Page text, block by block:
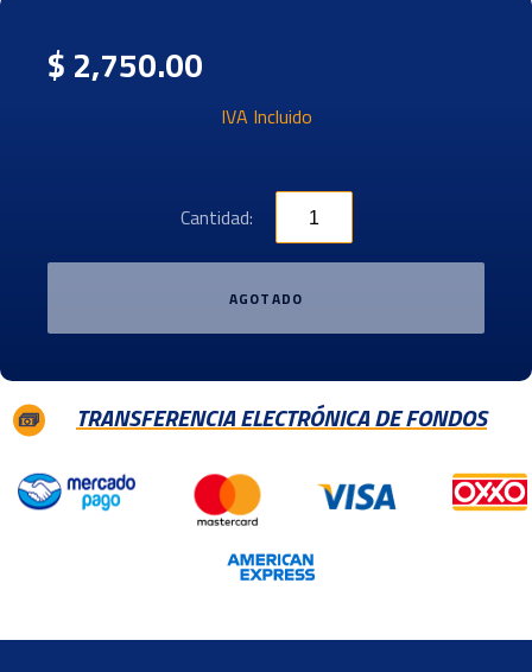
$ 2,750.00
IVA Incluido
Cantidad:
AGOTADO
TRANSFERENCIA ELECTRÓNICA DE FONDOS